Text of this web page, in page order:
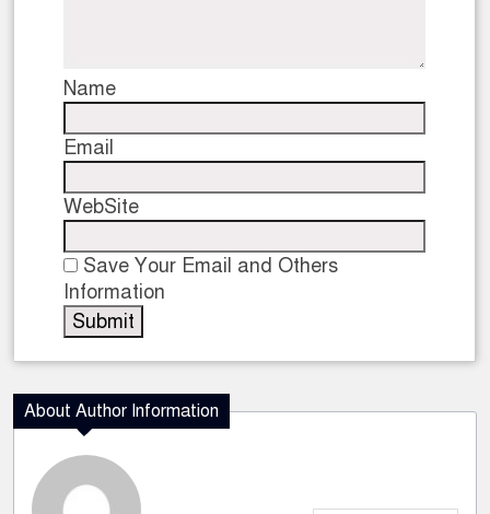
Name
Email
WebSite
Save Your Email and Others
Information
About Author Information